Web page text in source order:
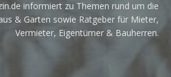
informiert zu Themen rund um die
& Garten sowie Ratgeber für Mieter,
Vermieter, Eigentümer & Bauherren.